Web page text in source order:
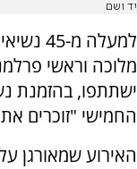
יד ושם
למעלה
מלוכה וראשי
ישתתפו, בהזמנת
החמישי "זוכרים
האירוע שמאורגן